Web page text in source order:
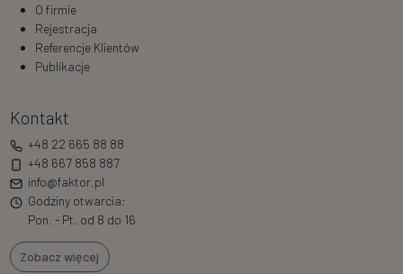
O firmie
Rejestracja
Referencje Klientów
Publikacje
Kontakt
+48 22 665 88 88
+48 667 858 887
info@faktor.pl
Godziny otwarcia:
Pon. - Pt. od 8 do 16
Zobacz więcej